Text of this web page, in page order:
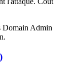
Domain Admin